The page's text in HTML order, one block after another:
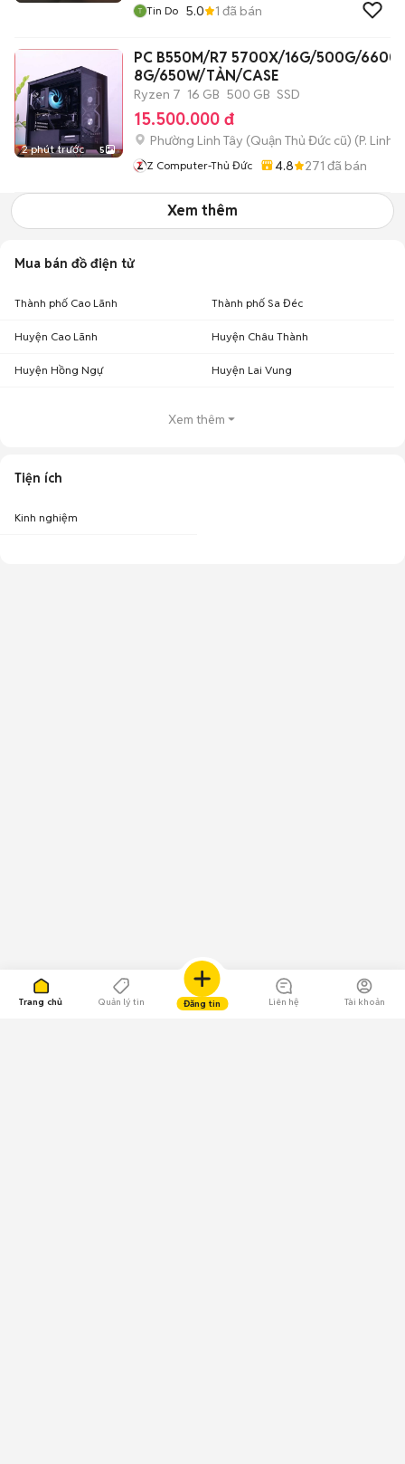
Trang chủ Quản lý tin Đăng tin Liên hệ Tài khoản
Tin Do 5.0 1 đã bán
2 phút trước 5
PC B550M/R7 5700X/16G/500G/
8G/650W/TẢN/CASE
Ryzen 7 16 GB 500 GB SSD
15.500.000 đ
Phường Linh Tây (Quận Thủ Đức cũ) (P. Linh
Z Computer-Thủ Đức 4.8 271 đã bán
Xem thêm
Mua bán đồ điện tử
Thành phố Cao Lãnh Thành phố Sa Đéc
Huyện Cao Lãnh Huyện Châu Thành
Huyện Hồng Ngự Huyện Lai Vung
Xem thêm
Tiện ích
Kinh nghiệm